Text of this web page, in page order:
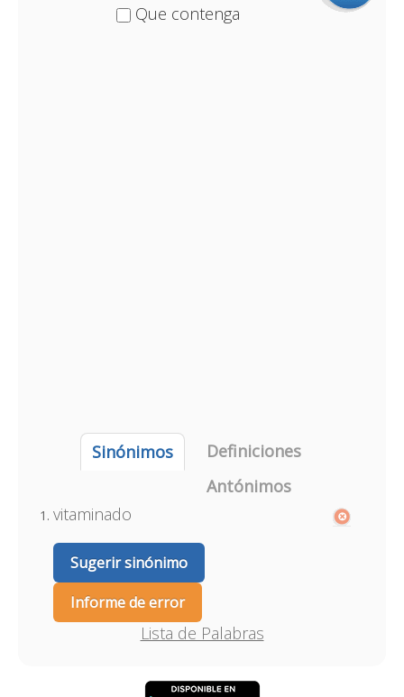
Que contenga
Sinónimos
Definiciones
Antónimos
vitaminado
Sugerir sinónimo
Informe de error
Lista de Palabras